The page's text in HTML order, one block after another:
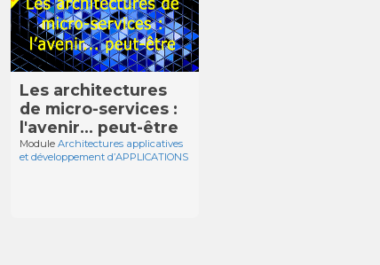
Les architectures
de micro-services :
l'avenir… peut-être
ModuleArchitectures applicatives
et développement d’APPLICATIONS